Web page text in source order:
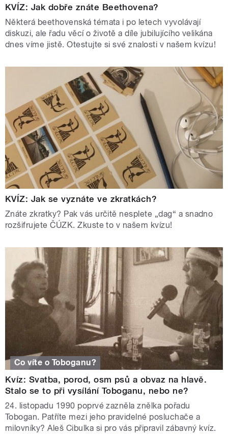
KVÍZ: Jak dobře znáte Beethovena?
Některá beethovenská témata i po letech vyvolávají
diskuzi, ale řadu věcí o životě a díle jubilujícího velikána
dnes víme jistě. Otestujte si své znalosti v našem kvízu!
KVÍZ: Jak se vyznáte ve zkratkách?
Znáte zkratky? Pak vás určitě nesplete „dag“ a snadno
rozšifrujete ČÚZK. Zkuste to v našem kvízu!
Co víte o Toboganu?
Kvíz: Svatba, porod, osm psů a obvaz na hlavě.
Stalo se to při vysílání Toboganu, nebo ne?
24. listopadu 1990 poprvé zazněla znělka pořadu
Tobogan. Patříte mezi jeho pravidelné posluchače a
milovníky? Aleš Cibulka si pro vás připravil zábavný kvíz.